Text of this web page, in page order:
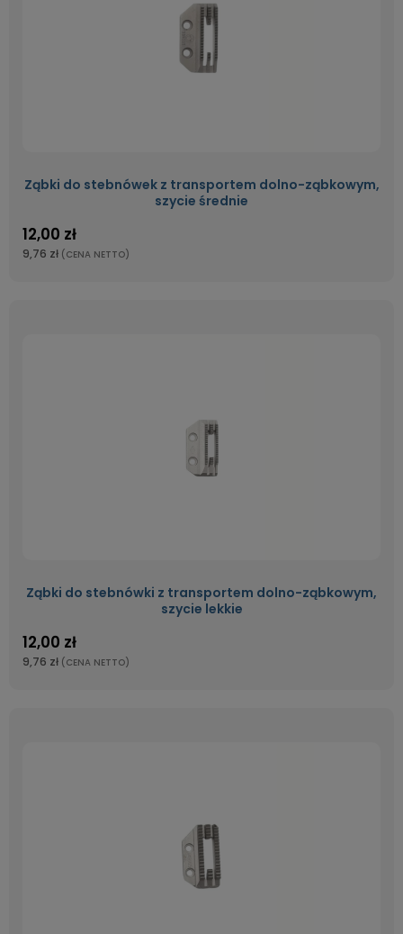
Ząbki do stebnówek z transportem dolno-ząbkowym,
szycie średnie
12,00 zł
9,76 zł (CENA NETTO)
Ząbki do stebnówki z transportem dolno-ząbkowym,
szycie lekkie
12,00 zł
9,76 zł (CENA NETTO)